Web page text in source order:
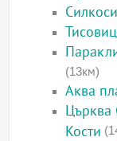
(13км)
Аква
Кости